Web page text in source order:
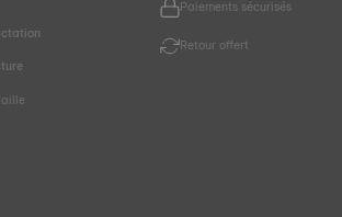
Paiements sécurisés
Retour offert